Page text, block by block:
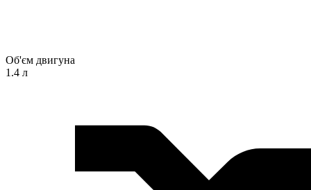
Об'єм двигуна
1.4 л